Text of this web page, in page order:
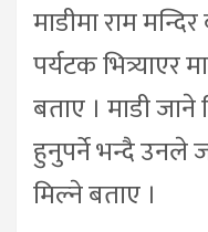
माडीमा राम
पर्यटक भित्र्याएर
बताए । माडी जाने
हुनुपर्ने भन्दै उनले
मिल्ने बताए ।